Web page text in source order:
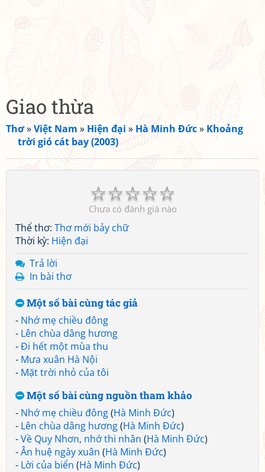
Giao thừa
Thơ»Việt Nam » Hiện đại » Hà Minh Đức» Khoảng
trời gió cát bay (2003)
☆
☆
☆
☆
☆
Chưa có đánh giá nào
Thể thơ: Thơ mới bảy chữ
Thời kỳ: Hiện đại
Trả lời
In bài thơ
Một số bài cùng tác giả
- Nhớ mẹ chiều đông
- Lên chùa dâng hương
-Đi hết một mùa thu
- Mưa xuân Hà Nội
- Mặt trời nhỏ của tôi
Một số bài cùng nguồn tham khảo
- Nhớ mẹ chiều đông(Hà Minh Đức)
- Lên chùa dâng hương(Hà Minh Đức)
-Về Quy Nhơn, nhớ thi nhân (Hà Minh Đức)
-Ân huệ ngày xuân (Hà Minh Đức)
- Lời của biển (Hà Minh Đức)